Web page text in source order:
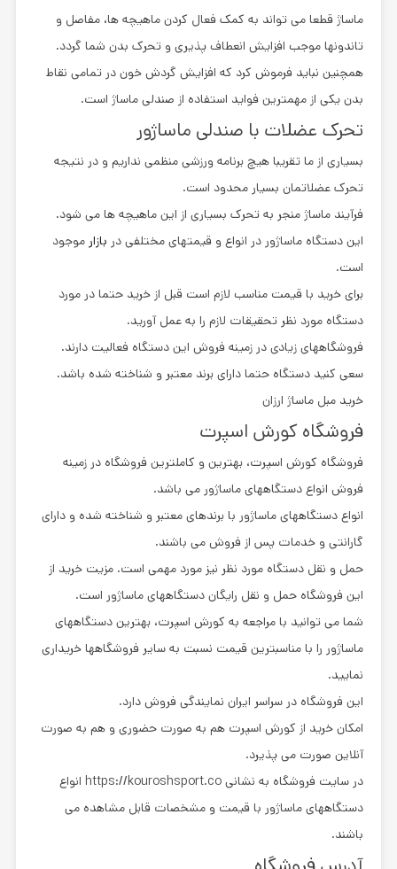
ماساژ قطعا می تواند به کمک فعال کردن ماهیچه ها، مفاصل و
تاندونها موجب افزایش انعطاف پذیری و تحرک بدن شما گردد.
همچنین نباید فرموش کرد که افزایش گردش خون در تمامی نقاط
بدن یکی از مهمترین فواید استفاده از صندلی ماساژ است.
تحرک عضلات با صندلی ماساژور
بسیاری از ما تقریبا هیچ برنامه ورزشی منظمی نداریم و در نتیجه
تحرک عضلاتمان بسیار محدود است.
فرآیند ماساژ منجر به تحرک بسیاری از این ماهیچه ها می شود.
این دستگاه ماساژور در انواع و قیمتهای مختلفی در بازار موجود
است.
برای خرید با قیمت مناسب لازم است قبل از خرید حتما در مورد
دستگاه مورد نظر تحقیقات لازم را به عمل آورید.
فروشگاههای زیادی در زمینه فروش این دستگاه فعالیت دارند.
سعی کنید دستگاه حتما دارای برند معتبر و شناخته شده باشد.
خرید مبل ماساژ ارزان
فروشگاه کورش اسپرت
فروشگاه کورش اسپرت، بهترین و کاملترین فروشگاه در زمینه
فروش انواع دستگاههای ماساژور می باشد.
انواع دستگاههای ماساژور با برندهای معتبر و شناخته شده و دارای
گارانتی و خدمات پس از فروش می باشند.
حمل و نقل دستگاه مورد نظر نیز مورد مهمی است. مزیت خرید از
این فروشگاه حمل و نقل رایگان دستگاههای ماساژور است.
شما می توانید با مراجعه به کورش اسپرت، بهترین دستگاههای
ماساژور را با مناسبترین قیمت نسبت به سایر فروشگاهها خریداری
نمایید.
این فروشگاه در سراسر ایران نمایندگی فروش دارد.
امکان خرید از کورش اسپرت هم به صورت حضوری و هم به صورت
آنلاین صورت می پذیرد.
در سایت فروشگاه به نشانی https://kouroshsport.co انواع
دستگاههای ماساژور با قیمت و مشخصات قابل مشاهده می
باشند.